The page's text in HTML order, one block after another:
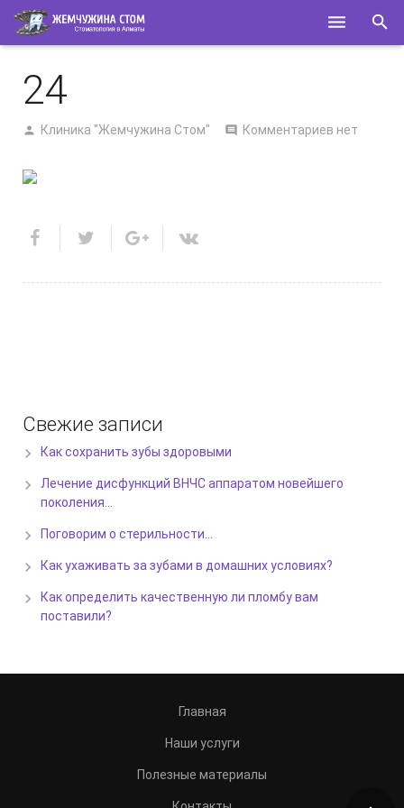
О НАС
КОНТАКТЫ
24
Клиника "Жемчужина Стом" Комментариев нет
Свежие записи
Как сохранить зубы здоровыми
Лечение дисфункций ВНЧС аппаратом новейшего
поколения…
Поговорим о стерильности…
Как ухаживать за зубами в домашних условиях?
Как определить качественную ли пломбу вам
поставили?
Главная
Наши услуги
Полезные материалы